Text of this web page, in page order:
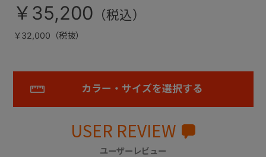
￥35,200
￥32,000（税抜）
カラー・サイズを選択する
USER REVIEW
ユーザーレビュー